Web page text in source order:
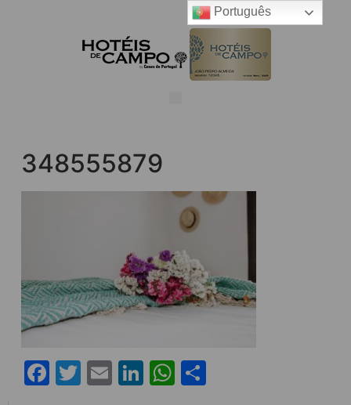
348555879
Facebook
Twitter
EmailLinkedIn
WhatsApp
Português